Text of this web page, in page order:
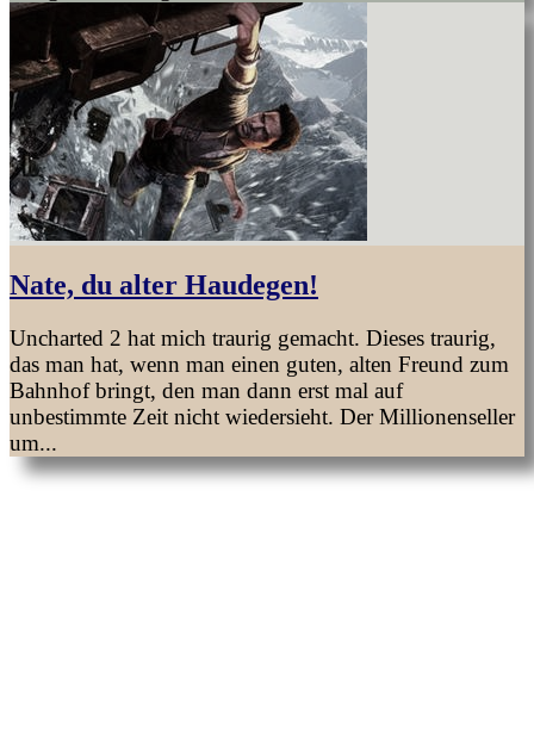
Nate, du alter Haudegen!
Uncharted 2 hat mich traurig gemacht. Dieses traurig,
das man hat, wenn man einen guten, alten Freund zum
Bahnhof bringt, den man dann erst mal auf
unbestimmte Zeit nicht wiedersieht. Der Millionenseller
um...